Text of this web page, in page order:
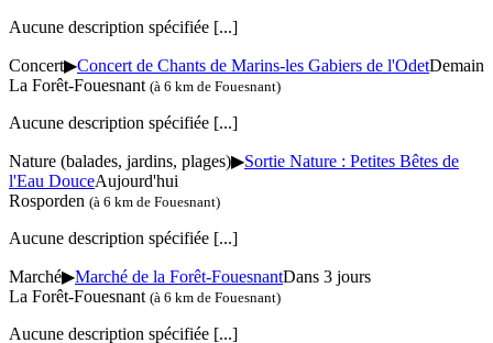
Aucune description spécifiée [...]
Concert▶Concert de Chants de Marins-les Gabiers de l'OdetDemain
La Forêt-Fouesnant (à 6 km de Fouesnant)
Aucune description spécifiée [...]
Nature (balades, jardins, plages)▶Sortie Nature : Petites Bêtes de
l'Eau DouceAujourd'hui
Rosporden (à 6 km de Fouesnant)
Aucune description spécifiée [...]
Marché▶Marché de la Forêt-FouesnantDans 3 jours
La Forêt-Fouesnant (à 6 km de Fouesnant)
Aucune description spécifiée [...]